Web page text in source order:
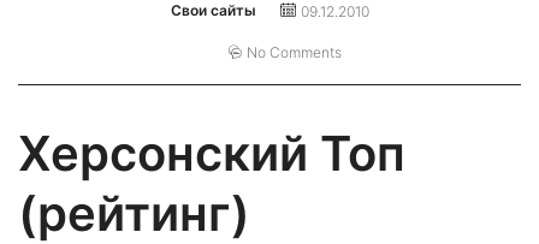
Свои сайты 09.12.2010
No Comments
Херсонский Топ
(рейтинг)